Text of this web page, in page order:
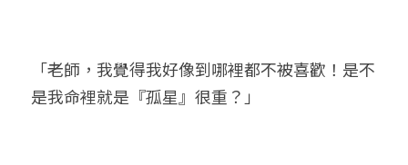
「老師，我覺得我好像到哪裡都不被喜歡！是不
是我命裡就是『孤星』很重？」